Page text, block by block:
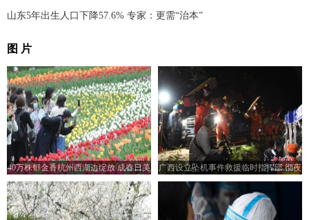
山东5年出生人口下降57.6% 专家：更需“治本”
图 片
40万株郁金香杭州西湖边绽放 成春日美
景
广西设立坠机事件救援临时指挥部 彻夜
营救